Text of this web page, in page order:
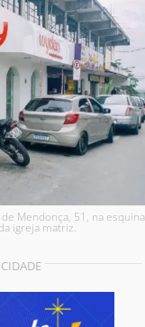
Mendonça, 51, na
igreja matriz.